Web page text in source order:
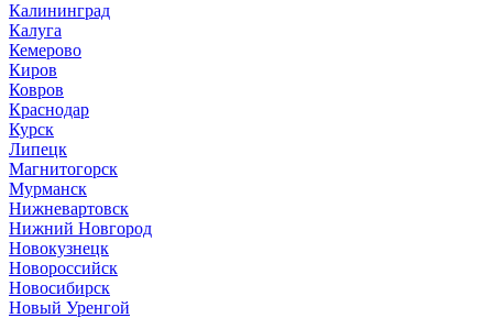
Калининград
Калуга
Кемерово
Киров
Ковров
Краснодар
Курск
Липецк
Магнитогорск
Мурманск
Нижневартовск
Нижний Новгород
Новокузнецк
Новороссийск
Новосибирск
Новый Уренгой